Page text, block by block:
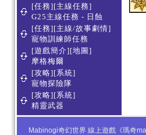
[任務][主線任務]
G25主線任務 - 日蝕
[任務][主線/故事劇情]
寵物訓練師任務
[遊戲簡介][地圖]
摩格梅爾
[攻略][系統]
寵物探險隊
[攻略][系統]
精靈武器
Mabinogi奇幻世界 線上遊戲《瑪奇